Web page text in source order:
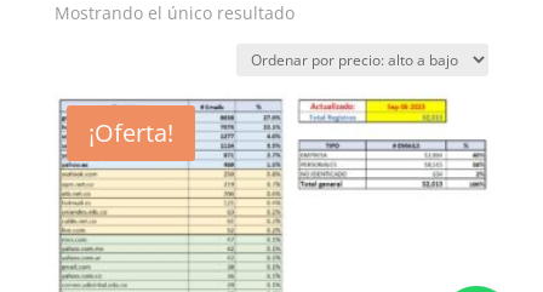
Mostrando el único resultado
¡Oferta!